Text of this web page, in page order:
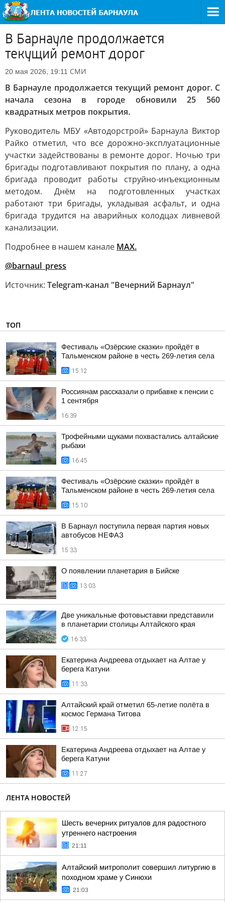
В Барнауле продолжается
текущий ремонт дорог
20 мая 2026, 19:11 СМИ
В Барнауле продолжается текущий ремонт дорог. С
начала сезона в городе обновили 25 560
квадратных метров покрытия.
Руководитель МБУ «Автодорстрой» Барнаула Виктор
Райко отметил, что все дорожно-эксплуатационные
участки задействованы в ремонте дорог. Ночью три
бригады подготавливают покрытия по плану, а одна
бригада проводит работы струйно-инъекционным
методом. Днём на подготовленных участках
работают три бригады, укладывая асфальт, и одна
бригада трудится на аварийных колодцах ливневой
канализации.
Подробнее в нашем канале МАХ.
@barnaul_press
Источник: Telegram-канал "Вечерний Барнаул"
ТОП
Фестиваль «Озёрские сказки» пройдёт в
Тальменском районе в честь 269-летия села
15:12
Россиянам рассказали о прибавке к пенсии с
1 сентября
16:39
Трофейными щуками похвастались алтайские
рыбаки
16:45
Фестиваль «Озёрские сказки» пройдёт в
Тальменском районе в честь 269-летия села
15:10
В Барнаул поступила первая партия новых
автобусов НЕФАЗ
15:33
О появлении планетария в Бийске
13:03
Две уникальные фотовыставки представили
в планетарии столицы Алтайского края
16:33
Екатерина Андреева отдыхает на Алтае у
берега Катуни
11:33
Алтайский край отметил 65-летие полёта в
космос Германа Титова
12:15
Екатерина Андреева отдыхает на Алтае у
берега Катуни
11:27
ЛЕНТА НОВОСТЕЙ
Шесть вечерних ритуалов для радостного
утреннего настроения
21:11
Алтайский митрополит совершил литургию в
походном храме у Синюхи
21:03